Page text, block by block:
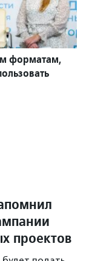
форматам,
проектов